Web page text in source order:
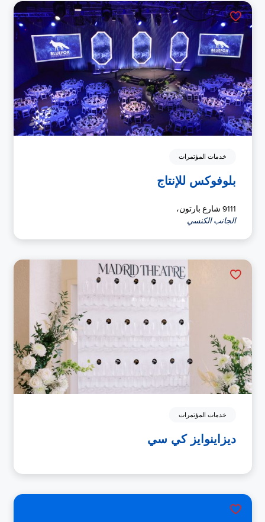
خدمات المؤتمرات
بلوفوكس للإنتاج
9111 شارع بارتون،
الجانب الكنسي
خدمات المؤتمرات
ديزاينوايز كي سي